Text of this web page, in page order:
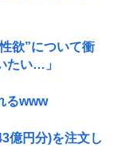
欲”について衝
たい…」
るwww
億円分)を注文し